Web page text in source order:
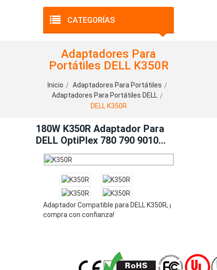
CATEGORÍAS
Adaptadores Para
Portátiles DELL K350R
Inicio
Adaptadores Para Portátiles
Adaptadores Para Portátiles DELL
DELL K350R
180W K350R Adaptador Para
DELL OptiPlex 780 790 9010
7010 USFF
Adaptador Compatible para DELL K350R, ¡
compra con confianza!